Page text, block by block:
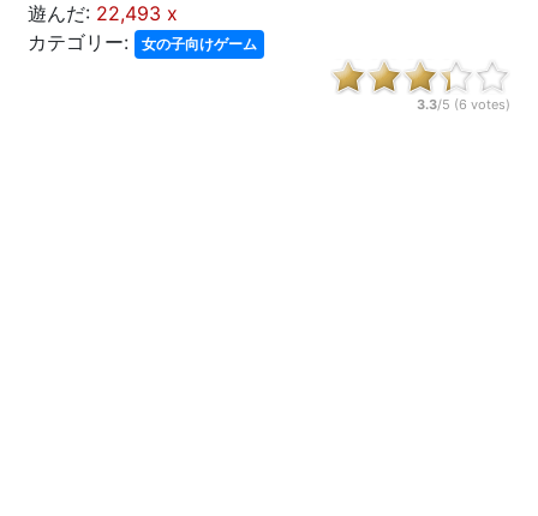
遊んだ: 22,493 x
カテゴリー:
女の子向けゲーム
3.3/5 (6 votes)